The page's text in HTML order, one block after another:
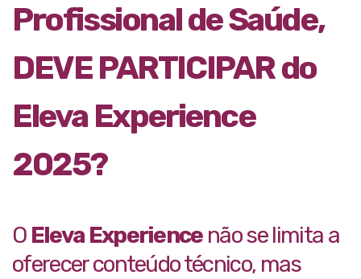
Profissional de Saúde,
DEVE PARTICIPAR do
Eleva Experience
2025?
O Eleva Experiencenão se limita a
oferecer conteúdo técnico, mas